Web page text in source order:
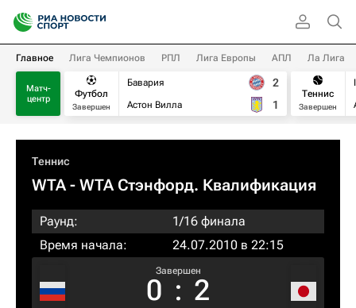
Главное Лига Чемпионов РПЛ Лига Европы АПЛ Ла Лига
Матч-
центр
Футбол
Завершен
Бавария
Астон Вилла
2
1
Теннис
Завершен
Теннис
WTA- WTA Стэнфорд. Квалификация
Раунд:
1/16 финала
Время начала:
24.07.2010 в 22:15
Завершен
0 : 2